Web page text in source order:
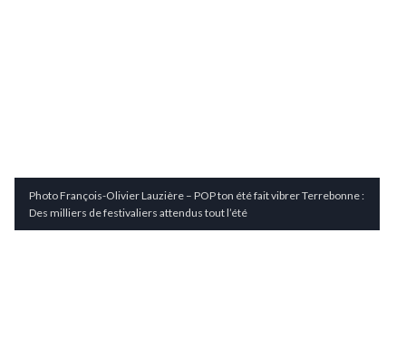
Photo François-Olivier Lauzière – POP ton été fait vibrer Terrebonne :
Des milliers de festivaliers attendus tout l’été